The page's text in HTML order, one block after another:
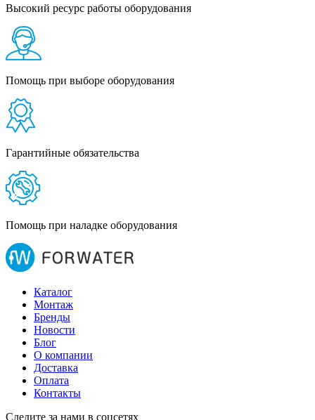
Высокий ресурс работы оборудования
Помощь при выборе оборудования
Гарантийные обязательства
Помощь при наладке оборудования
Каталог
Монтаж
Бренды
Новости
Блог
О компании
Доставка
Оплата
Контакты
Следите за нами в соцсетях